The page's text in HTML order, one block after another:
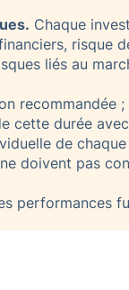
Chaque
risque
liés au
recommandée ;
cette durée
de
doivent pas
performances